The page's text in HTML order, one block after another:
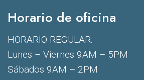
Horario de oficina
HORARIO REGULAR:
Lunes – Viernes 9AM – 5PM
Sábados 9AM – 2PM